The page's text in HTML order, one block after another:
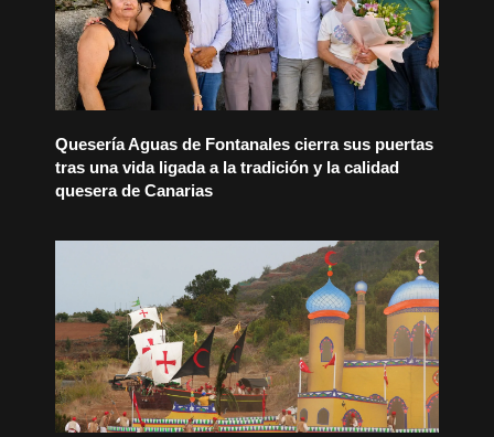
Quesería Aguas de Fontanales cierra sus puertas
tras una vida ligada a la tradición y la calidad
quesera de Canarias